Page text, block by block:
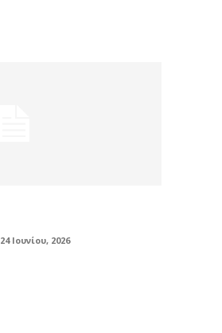
24 Ιουνίου, 2026